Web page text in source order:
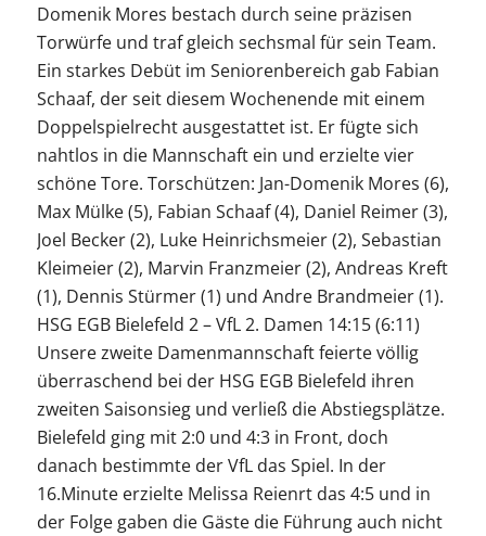
Domenik Mores bestach durch seine präzisen
Torwürfe und traf gleich sechsmal für sein Team.
Ein starkes Debüt im Seniorenbereich gab Fabian
Schaaf, der seit diesem Wochenende mit einem
Doppelspielrecht ausgestattet ist. Er fügte sich
nahtlos in die Mannschaft ein und erzielte vier
schöne Tore. Torschützen: Jan-Domenik Mores (6),
Max Mülke (5), Fabian Schaaf (4), Daniel Reimer (3),
Joel Becker (2), Luke Heinrichsmeier (2), Sebastian
Kleimeier (2), Marvin Franzmeier (2), Andreas Kreft
(1), Dennis Stürmer (1) und Andre Brandmeier (1).
HSG EGB Bielefeld 2 – VfL 2. Damen 14:15 (6:11)
Unsere zweite Damenmannschaft feierte völlig
überraschend bei der HSG EGB Bielefeld ihren
zweiten Saisonsieg und verließ die Abstiegsplätze.
Bielefeld ging mit 2:0 und 4:3 in Front, doch
danach bestimmte der VfL das Spiel. In der
16.Minute erzielte Melissa Reienrt das 4:5 und in
der Folge gaben die Gäste die Führung auch nicht